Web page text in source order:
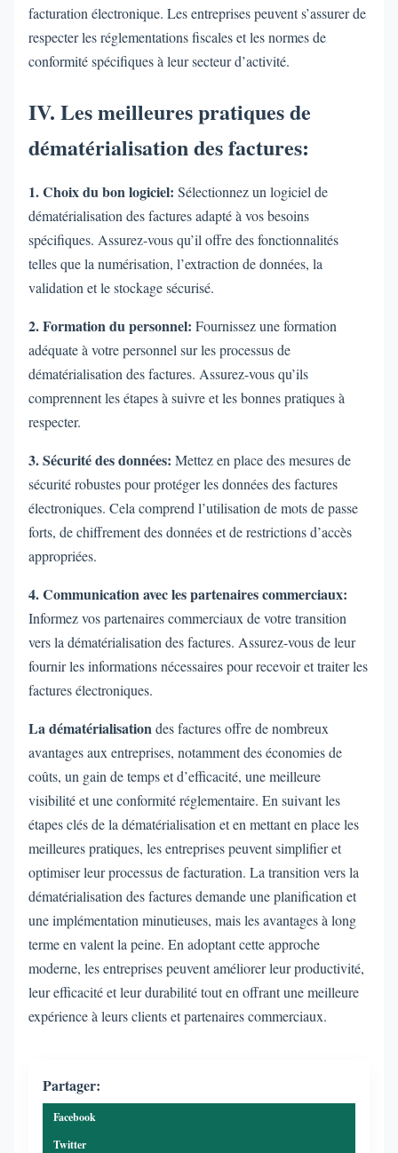
facturation électronique. Les entreprises peuvent s’assurer de
respecter les réglementations fiscales et les normes de
conformité spécifiques à leur secteur d’activité.
IV. Les meilleures pratiques de
dématérialisation des factures:
1. Choix du bon logiciel: Sélectionnez un logiciel de
dématérialisation des factures adapté à vos besoins
spécifiques. Assurez-vous qu’il offre des fonctionnalités
telles que la numérisation, l’extraction de données, la
validation et le stockage sécurisé.
2. Formation du personnel: Fournissez une formation
adéquate à votre personnel sur les processus de
dématérialisation des factures. Assurez-vous qu’ils
comprennent les étapes à suivre et les bonnes pratiques à
respecter.
3. Sécurité des données: Mettez en place des mesures de
sécurité robustes pour protéger les données des factures
électroniques. Cela comprend l’utilisation de mots de passe
forts, de chiffrement des données et de restrictions d’accès
appropriées.
4. Communication avec les partenaires commerciaux:
Informez vos partenaires commerciaux de votre transition
vers la dématérialisation des factures. Assurez-vous de leur
fournir les informations nécessaires pour recevoir et traiter les
factures électroniques.
La dématérialisationdes factures offre de nombreux
avantages aux entreprises, notamment des économies de
coûts, un gain de temps et d’efficacité, une meilleure
visibilité et une conformité réglementaire. En suivant les
étapes clés de la dématérialisation et en mettant en place les
meilleures pratiques, les entreprises peuvent simplifier et
optimiser leur processus de facturation. La transition vers la
dématérialisation des factures demande une planification et
une implémentation minutieuses, mais les avantages à long
terme en valent la peine. En adoptant cette approche
moderne, les entreprises peuvent améliorer leur productivité,
leur efficacité et leur durabilité tout en offrant une meilleure
expérience à leurs clients et partenaires commerciaux.
Partager:
Facebook
Twitter